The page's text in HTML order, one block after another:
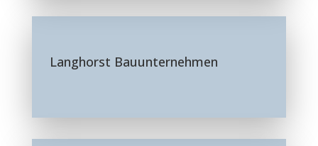
Langhorst Bauunternehmen